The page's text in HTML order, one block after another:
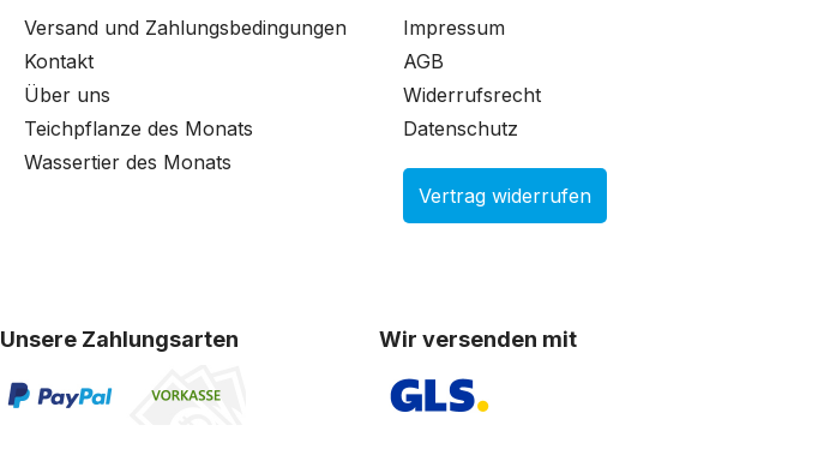
Versand und Zahlungsbedingungen
Kontakt
Über uns
Teichpflanze des Monats
Wassertier des Monats
Impressum
AGB
Widerrufsrecht
Datenschutz
Vertrag widerrufen
Unsere Zahlungsarten Wir versenden mit